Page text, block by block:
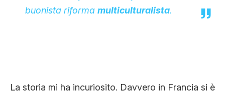
buonista riforma multiculturalista.
La storia mi ha incuriosito. Davvero in Francia si è